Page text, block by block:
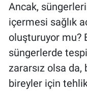
Ancak,
içermesi sağlık
oluşturuyor mu?
süngerlerde
zararsız olsa da,
bireyler için